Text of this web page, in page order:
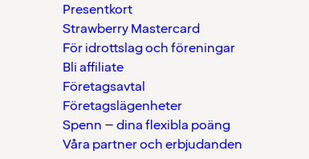
Presentkort
Strawberry Mastercard
För idrottslag och föreningar
Bli affiliate
Företagsavtal
Företagslägenheter
Spenn – dina flexibla poäng
Våra partner och erbjudanden